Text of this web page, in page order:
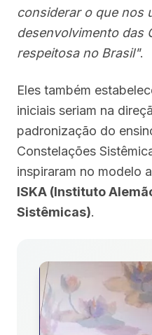
considerar o que nos
desenvolvimento das
respeitosa no Brasil".
Eles também
iniciais seriam na
padronização do
Constelações
inspiraram no modelo
ISKA (Instituto
Sistêmicas).